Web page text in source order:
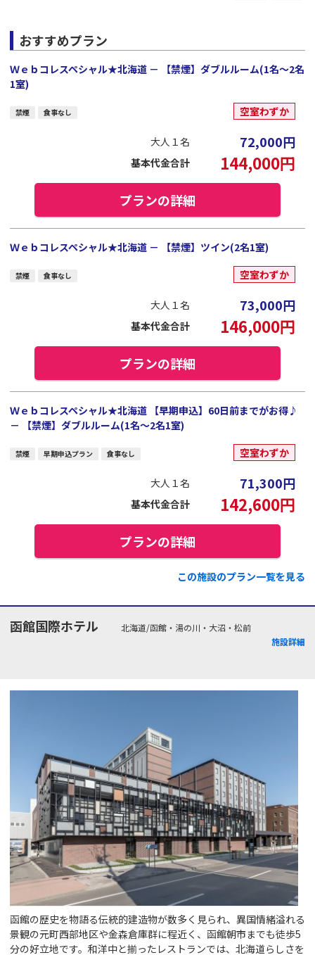
おすすめプラン
Ｗｅｂコレスペシャル★北海道 － 【禁煙】ダブルルーム(1名～2名
1室)
禁煙 食事なし 空室わずか
大人１名 72,000円
基本代金合計 144,000円
プランの詳細
Ｗｅｂコレスペシャル★北海道 － 【禁煙】ツイン(2名1室)
禁煙 食事なし 空室わずか
大人１名 73,000円
基本代金合計 146,000円
プランの詳細
Ｗｅｂコレスペシャル★北海道 【早期申込】60日前までがお得♪
－ 【禁煙】ダブルルーム(1名～2名1室)
禁煙 早期申込プラン 食事なし 空室わずか
大人１名 71,300円
基本代金合計 142,600円
プランの詳細
この施設のプラン一覧を見る
函館国際ホテル
北海道/函館・湯の川・大沼・松前
施設詳細
函館の歴史を物語る伝統的建造物が数多く見られ、異国情緒溢れる
景観の元町西部地区や金森倉庫群に程近く、函館朝市までも徒歩5
分の好立地です。和洋中と揃ったレストランでは、北海道らしさを